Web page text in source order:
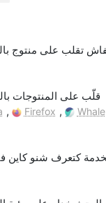
قلّب على المنتوجات
, Firefox , Whale